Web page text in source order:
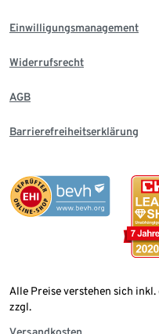
Einwilligungsmanagement
Widerrufsrecht
AGB
Barrierefreiheitserklärung
Alle Preise verstehen sich
zzgl.
Versandkosten